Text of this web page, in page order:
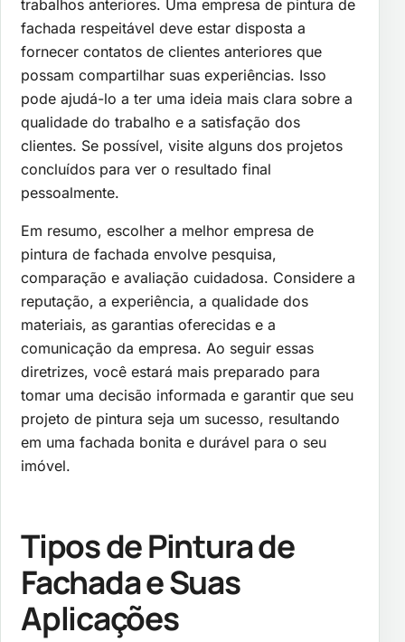
trabalhos anteriores. Uma empresa de pintura de
fachada respeitável deve estar disposta a
fornecer contatos de clientes anteriores que
possam compartilhar suas experiências. Isso
pode ajudá-lo a ter uma ideia mais clara sobre a
qualidade do trabalho e a satisfação dos
clientes. Se possível, visite alguns dos projetos
concluídos para ver o resultado final
pessoalmente.
Em resumo, escolher a melhor empresa de
pintura de fachada envolve pesquisa,
comparação e avaliação cuidadosa. Considere a
reputação, a experiência, a qualidade dos
materiais, as garantias oferecidas e a
comunicação da empresa. Ao seguir essas
diretrizes, você estará mais preparado para
tomar uma decisão informada e garantir que seu
projeto de pintura seja um sucesso, resultando
em uma fachada bonita e durável para o seu
imóvel.
Tipos de Pintura de
Fachada e Suas
Aplicações